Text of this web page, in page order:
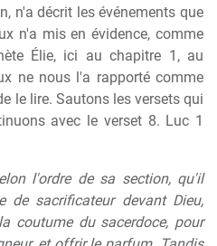
n'a décrit les événements que
n'a mis en évidence, comme
Élie, ici au chapitre 1, au
ne nous l'a rapporté comme
le lire. Sautons les versets qui
avec le verset 8. Luc 1
l'ordre de sa section, qu'il
de sacrificateur devant Dieu,
coutume du sacerdoce, pour